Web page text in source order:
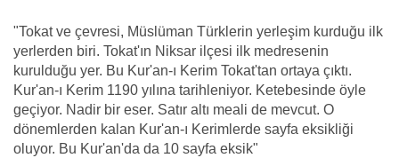
"Tokat ve çevresi, Müslüman Türklerin yerleşim kurduğu ilk
yerlerden biri. Tokat'ın Niksar ilçesi ilk medresenin
kurulduğu yer. Bu Kur'an-ı Kerim Tokat'tan ortaya çıktı.
Kur'an-ı Kerim 1190 yılına tarihleniyor. Ketebesinde öyle
geçiyor. Nadir bir eser. Satır altı meali de mevcut. O
dönemlerden kalan Kur'an-ı Kerimlerde sayfa eksikliği
oluyor. Bu Kur'an'da da 10 sayfa eksik"